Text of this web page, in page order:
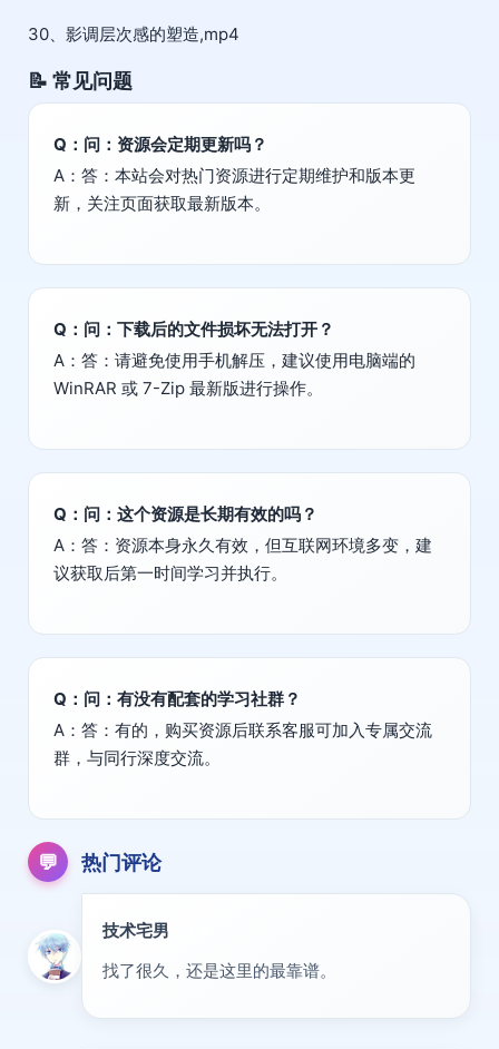
30、影调层次感的塑造,mp4
📝 常见问题
Q：问：资源会定期更新吗？
A：答：本站会对热门资源进行定期维护和版本更
新，关注页面获取最新版本。
Q：问：下载后的文件损坏无法打开？
A：答：请避免使用手机解压，建议使用电脑端的
WinRAR 或 7-Zip 最新版进行操作。
Q：问：这个资源是长期有效的吗？
A：答：资源本身永久有效，但互联网环境多变，建
议获取后第一时间学习并执行。
Q：问：有没有配套的学习社群？
A：答：有的，购买资源后联系客服可加入专属交流
群，与同行深度交流。
💬 热门评论
技术宅男
找了很久，还是这里的最靠谱。